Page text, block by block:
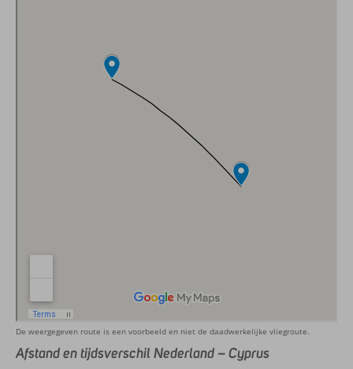
De weergegeven route is een voorbeeld en niet de daadwerkelijke vliegroute.
Afstand en tijdsverschil Nederland – Cyprus